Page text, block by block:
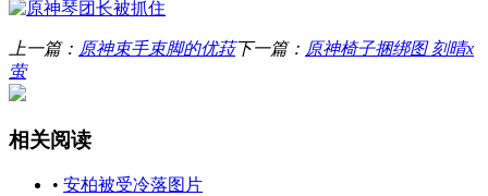
上一篇： 原神束手束脚的优菈下一篇： 原神椅子捆绑图 刻晴x
萤
相关阅读
• 安柏被受冷落图片